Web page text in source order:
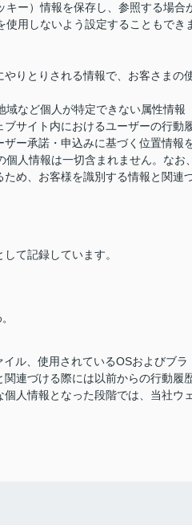
キー）情報を保存し、参照する場合
用しないよう設定することもでき
りとりされる情報で、お客さまの
など個人が特定できない属性情報
サイト内におけるユーザーの行動
ー承諾・申込みに基づく位置情報
人情報は一切含まれません。なお、
め、お客様を識別する情報と関連
て記録しています。
ル、使用されているOSおよびブラ
連づける際には以前からの行動履
人情報となった段階では、当社ウェ